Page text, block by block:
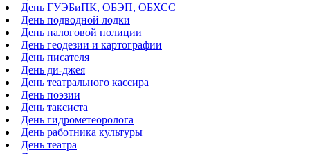
День ГУЭБиПК, ОБЭП, ОБХСС
День подводной лодки
День налоговой полиции
День геодезии и картографии
День писателя
День ди-джея
День театрального кассира
День поэзии
День таксиста
День гидрометеоролога
День работника культуры
День театра